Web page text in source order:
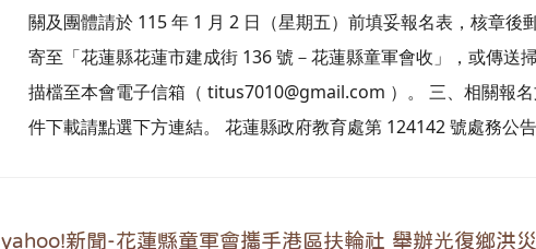
關及團體請於 115 年 1 月 2 日（星期五）前填妥報名表，核章後
寄至「花蓮縣花蓮市建成街 136 號－花蓮縣童軍會收」，或傳送
描檔至本會電子信箱（ titus7010@gmail.com ）。 三、相關報
件下載請點選下方連結。 花蓮縣政府教育處第 124142 號處務公告
yahoo!新聞-花蓮縣童軍會攜手港區扶輪社 舉辦光復鄉洪